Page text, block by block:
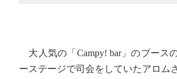
大人気の「Campy! bar」のブース
ーステージで司会をしていたアロム